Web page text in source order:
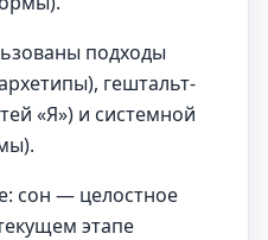
подходы
гештальт-
«Я») и системной
сон — целостное
этапе